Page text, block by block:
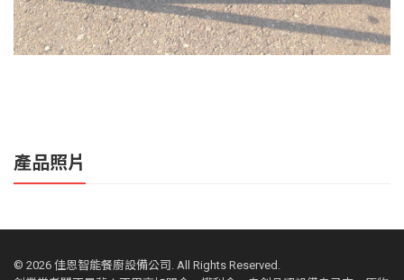
產品照片
© 2026 佳恩智能餐廚設備公司. All Rights Reserved.